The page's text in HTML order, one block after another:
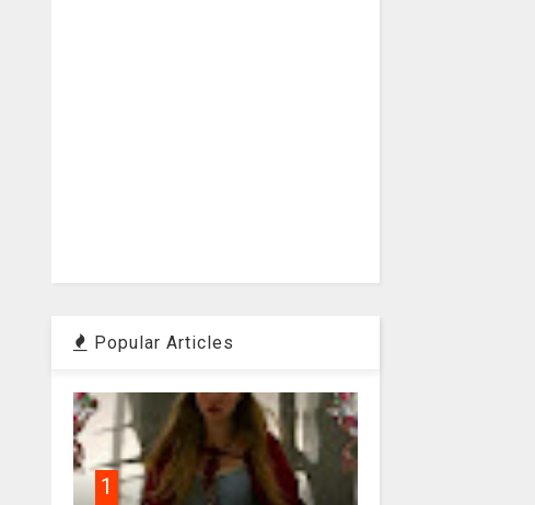
Popular Articles
1